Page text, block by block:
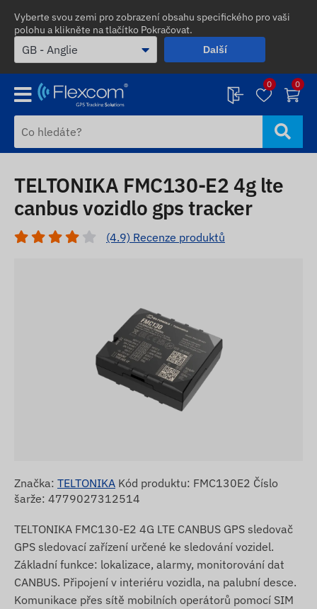
Vyberte svou zemi pro zobrazení obsahu specifického pro vaši
polohu a klikněte na tlačítko Pokračovat.
Další
0 0
TELTONIKA FMC130-E2 4g lte
canbus vozidlo gps tracker
(4.9) Recenze produktů
Značka: TELTONIKA Kód produktu: FMC130E2 Číslo
šarže: 4779027312514
TELTONIKA FMC130-E2 4G LTE CANBUS GPS sledovač
GPS sledovací zařízení určené ke sledování vozidel.
Základní funkce: lokalizace, alarmy, monitorování dat
CANBUS. Připojení v interiéru vozidla, na palubní desce.
Komunikace přes sítě mobilních operátorů pomocí SIM